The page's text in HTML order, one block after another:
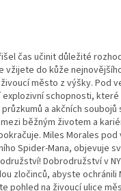
čas učinit důležité
vžijete do kůže
město z výšky. Pod
schopnosti,
a akčních
běžným životem a
Miles Morales
Spider-Mana, objevuje
Dobrodružství v
zločinců, abyste ochránili
pohled na živoucí ulice